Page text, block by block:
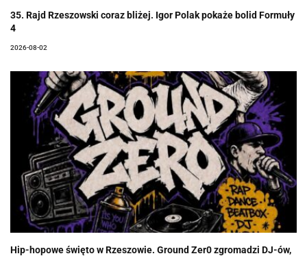
35. Rajd Rzeszowski coraz bliżej. Igor Polak pokaże bolid Formuły
4
2026-08-02
Hip-hopowe święto w Rzeszowie. Ground Zer0 zgromadzi DJ-ów,